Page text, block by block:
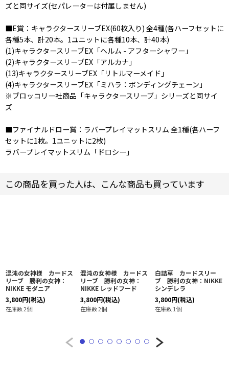
ズと同サイズ(セパレーターは付属しません)
■E賞：キャラクタースリーブEX(60枚入り) 全4種(各ハーフセットに
各種5本、計20本。1ユニットに各種10本、計40本)
(1)キャラクタースリーブEX「ヘルム - アフターシャワー」
(2)キャラクタースリーブEX「アルカナ」
(13)キャラクタースリーブEX「リトルマーメイド」
(4)キャラクタースリーブEX「ミハラ：ボンディングチェーン」
※ブロッコリー社商品「キャラクタースリーブ」シリーズと同サイ
ズ
■ファイナルドロー賞：ラバープレイマットスリム 全1種(各ハーフ
セットに1枚。1ユニットに2枚)
ラバープレイマットスリム「ドロシー」
この商品を買った人は、こんな商品も買っています
混沌の女神様 カードス
リーブ 勝利の女神：
NIKKE モダニア
3,800円(税込)
在庫数 2個
混沌の女神様 カードス
リーブ 勝利の女神：
NIKKE レッドフード
3,800円(税込)
在庫数 2個
白詰草 カードスリー
ブ 勝利の女神：NIKKE
シンデレラ
3,800円(税込)
在庫数 1個